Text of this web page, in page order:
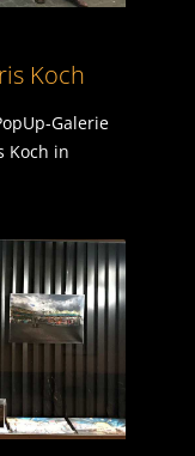
Koch
Galerie
Koch in